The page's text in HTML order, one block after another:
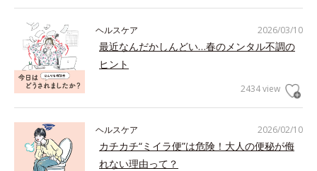
2026/03/10
ヘルスケア
最近なんだかしんどい…春のメンタル不調の
ヒント
2434 view
2026/02/10
ヘルスケア
カチカチ“ミイラ便”は危険！大人の便秘が侮
れない理由って？